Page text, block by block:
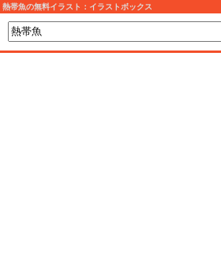
熱帯魚の無料イラスト：イラストボックス